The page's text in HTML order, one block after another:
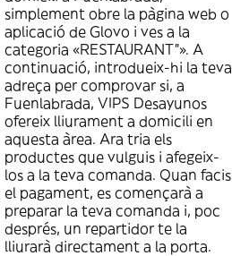
simplement obre la pàgina web o
aplicació de Glovo i ves a la
categoria «RESTAURANT”». A
continuació, introdueix-hi la teva
adreça per comprovar si, a
Fuenlabrada, VIPS Desayunos
ofereix lliurament a domicili en
aquesta àrea. Ara tria els
productes que vulguis i afegeix-
los a la teva comanda. Quan facis
el pagament, es començarà a
preparar la teva comanda i, poc
després, un repartidor te la
lliurarà directament a la porta.